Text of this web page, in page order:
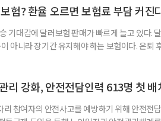
금 수익률은 눈에 잘 들어온다. 하지만 수익률 숫
험? 환율 오르면 보험료 부담 커진
기대감에 달러보험 판매가 빠르게 늘고 있다.
아니라 장기간 유지해야 하는 보험이다. 은퇴
량인 2만2000건의 두 배를 웃도는 수준이다.
리 강화, 안전전담인력 613명 첫 배
참여자의 안전사고를 예방하기 위해 안전전